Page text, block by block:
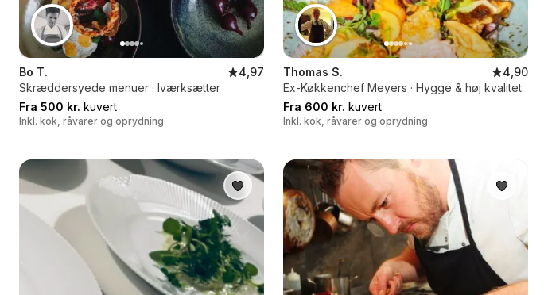
Bo T.
4,97
Skræddersyede menuer · Iværksætter
Fra 500 kr. kuvert
Inkl. kok, råvarer og oprydning
Thomas S.
4,90
Ex-Køkkenchef Meyers · Hygge & høj kvalitet
Fra 600 kr. kuvert
Inkl. kok, råvarer og oprydning